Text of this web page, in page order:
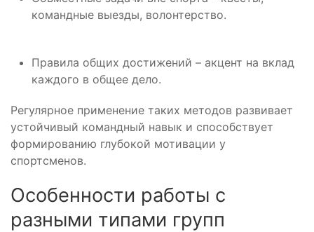
командные выезды, волонтерство.
Правила общих достижений – акцент на вклад
каждого в общее дело.
Регулярное применение таких методов развивает
устойчивый командный навык и способствует
формированию глубокой мотивации у
спортсменов.
Особенности работы с
разными типами групп